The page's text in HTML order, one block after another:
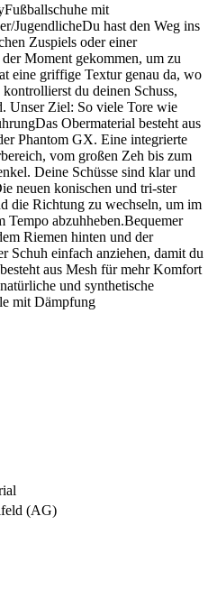
mit
JugendlicheDu hast den Weg ins
Zuspiels oder einer
Moment gekommen, um zu
eine griffige Textur genau da, wo
du deinen Schuss,
Unser Ziel: So viele Tore wie
Obermaterial besteht aus
Phantom GX. Eine integrierte
vom großen Zeh bis zum
Deine Schüsse sind klar und
neuen konischen und tri-ster
die Richtung zu wechseln, um im
abzuhheben.Bequemer
Riemen hinten und der
Schuh einfach anziehen, damit du
aus Mesh für mehr Komfort
und synthetische
mit Dämpfung
(AG)